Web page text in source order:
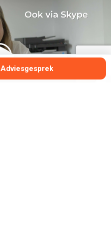
Adviesgesprek